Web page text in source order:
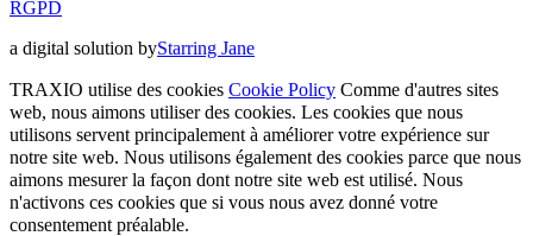
RGPD
a digital solution byStarring Jane
TRAXIO utilise des cookies Cookie Policy Comme d'autres sites
web, nous aimons utiliser des cookies. Les cookies que nous
utilisons servent principalement à améliorer votre expérience sur
notre site web. Nous utilisons également des cookies parce que nous
aimons mesurer la façon dont notre site web est utilisé. Nous
n'activons ces cookies que si vous nous avez donné votre
consentement préalable.